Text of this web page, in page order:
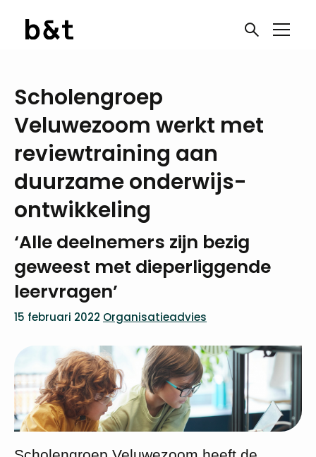
Scholengroep
Veluwezoom werkt met
reviewtraining aan
duurzame onderwijs­
ontwikkeling
‘Alle deelnemers zijn bezig
geweest met dieperliggende
leervragen’
15 februari 2022 Organisatieadvies